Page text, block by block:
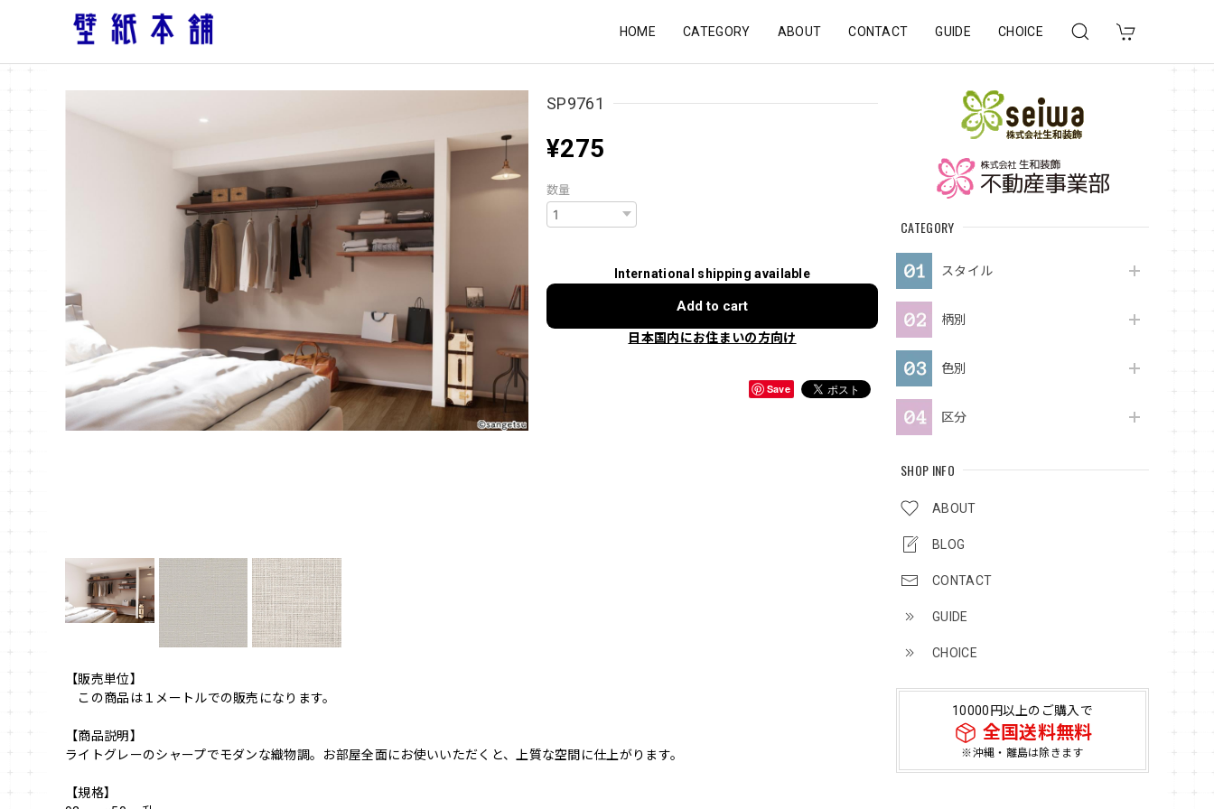
HOME CATEGORY ABOUT CONTACT GUIDE CHOICE
CATEGORY
スタイル
柄別
色別
区分
SHOP INFO
ABOUT
BLOG
CONTACT
GUIDE
CHOICE
10000円以上のご購入で
全国送料無料
※沖縄・離島は除きます
SP9761
¥275
数量
International shipping available
Add to cart
日本国内にお住まいの方向け
Save
【販売単位】
この商品は１メートルでの販売になります。
【商品説明】
ライトグレーのシャープでモダンな織物調。お部屋全面にお使いいただくと、上質な空間に仕上がります。
【規格】